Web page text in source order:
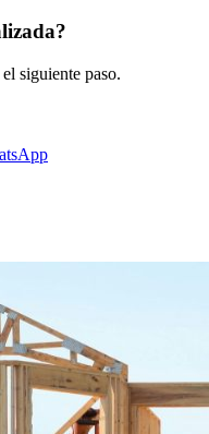
siguiente paso.